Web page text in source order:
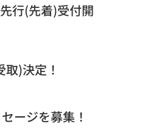
行(先着)受付開
)決定！
ージを募集！